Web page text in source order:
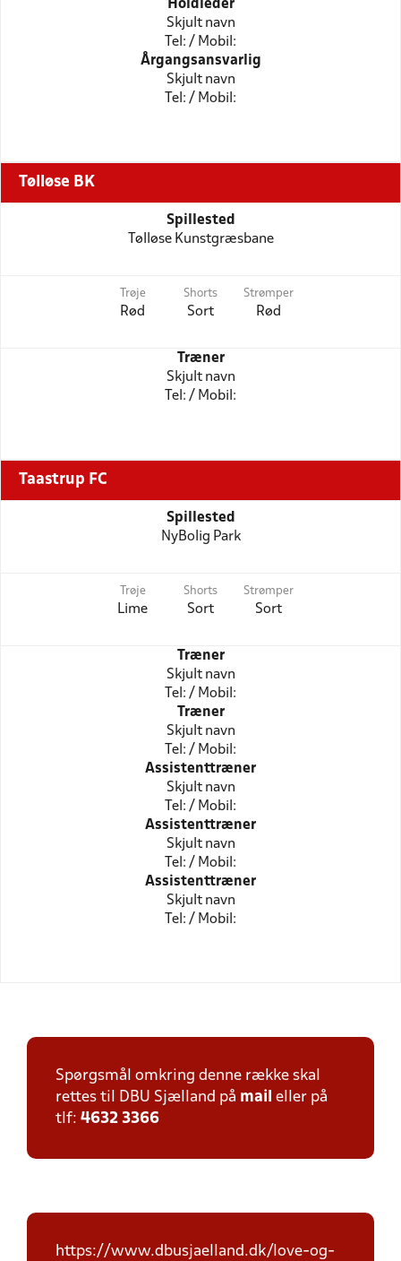
Holdleder
Skjult navn
Tel: / Mobil:
Årgangsansvarlig
Skjult navn
Tel: / Mobil:
Tølløse BK
Spillested
Tølløse Kunstgræsbane
Trøje
Rød
Shorts
Sort
Strømper
Rød
Træner
Skjult navn
Tel: / Mobil:
Taastrup FC
Spillested
NyBolig Park
Trøje
Lime
Shorts
Sort
Strømper
Sort
Træner
Skjult navn
Tel: / Mobil:
Træner
Skjult navn
Tel: / Mobil:
Assistenttræner
Skjult navn
Tel: / Mobil:
Assistenttræner
Skjult navn
Tel: / Mobil:
Assistenttræner
Skjult navn
Tel: / Mobil:
Spørgsmål omkring denne række skal
rettes til DBU Sjælland på mail eller på
tlf: 4632 3366
https://www.dbusjaelland.dk/love-og-